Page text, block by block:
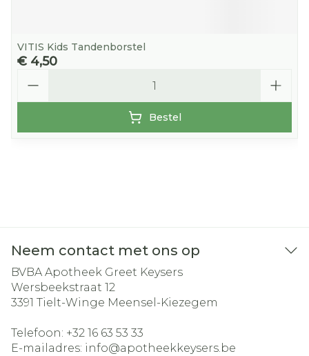
VITIS Kids Tandenborstel
€ 4,50
Bestel
Neem contact met ons op
BVBA Apotheek Greet Keysers
Wersbeekstraat 12
3391 Tielt-Winge Meensel-Kiezegem
Telefoon: +32 16 63 53 33
E-mailadres: info@apotheekkeysers.be